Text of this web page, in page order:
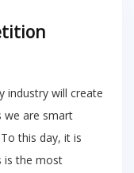
industry will create
we are smart
this day, it is
is the most